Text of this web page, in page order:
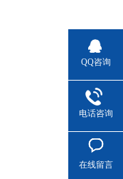
QQ咨询
电话咨询
在线留言